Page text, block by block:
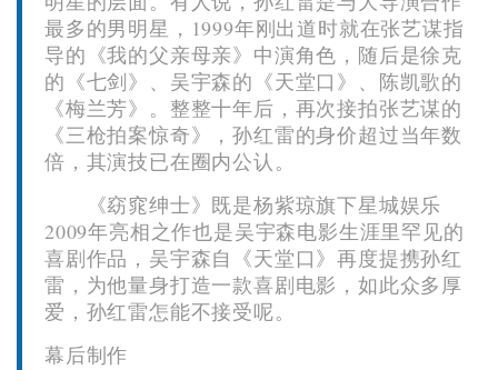
最多的男明星，1999年刚出道时就在张艺谋指
导的《我的父亲母亲》中演角色，随后是徐克
的《七剑》、吴宇森的《天堂口》、陈凯歌的
《梅兰芳》。整整十年后，再次接拍张艺谋的
《三枪拍案惊奇》，孙红雷的身价超过当年数
倍，其演技已在圈内公认。
《窈窕绅士》既是杨紫琼旗下星城娱乐
2009年亮相之作也是吴宇森电影生涯里罕见的
喜剧作品，吴宇森自《天堂口》再度提携孙红
雷，为他量身打造一款喜剧电影，如此众多厚
爱，孙红雷怎能不接受呢。
幕后制作